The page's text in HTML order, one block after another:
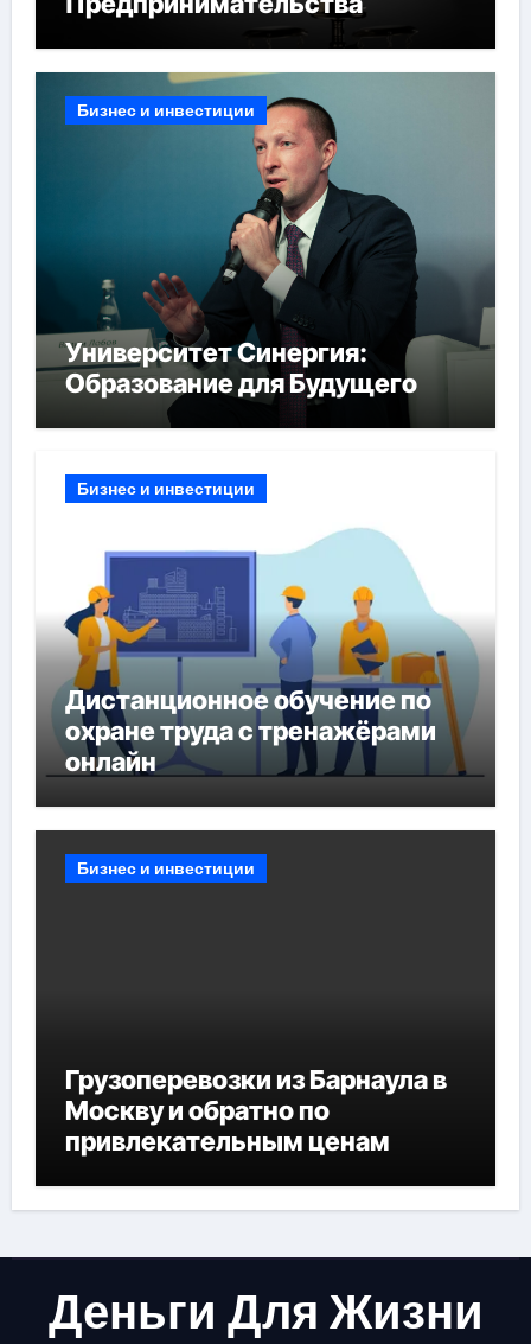
Бизнес и инвестиции
Университет Синергия:
Образование для Будущего
Бизнес и инвестиции
Дистанционное обучение по
охране труда с тренажёрами
онлайн
Бизнес и инвестиции
Грузоперевозки из Барнаула в
Москву и обратно по
привлекательным ценам
Деньги Для Жизни